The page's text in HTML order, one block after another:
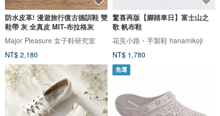
防水皮革! 漫遊旅行復古德訓鞋 雙
鞋帶 灰 全真皮 MIT-布拉格灰
Major Pleasure 女子鞋研究室
NT$ 2,180
驚喜再版【腳踏車日】富士山之
歌 帆布鞋
花見小路・手製鞋 hanamikoji
NT$ 1,780
免運